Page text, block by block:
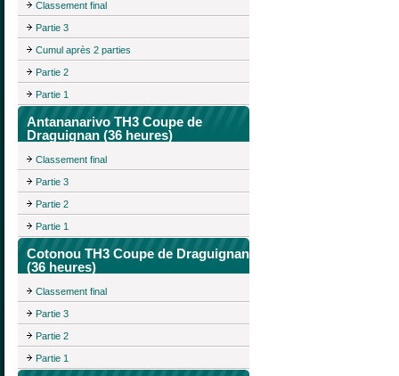
Classement final
Partie 3
Cumul après 2 parties
Partie 2
Partie 1
Antananarivo TH3 Coupe de
Draguignan (36 heures)
Classement final
Partie 3
Partie 2
Partie 1
Cotonou TH3 Coupe de Draguignan
(36 heures)
Classement final
Partie 3
Partie 2
Partie 1